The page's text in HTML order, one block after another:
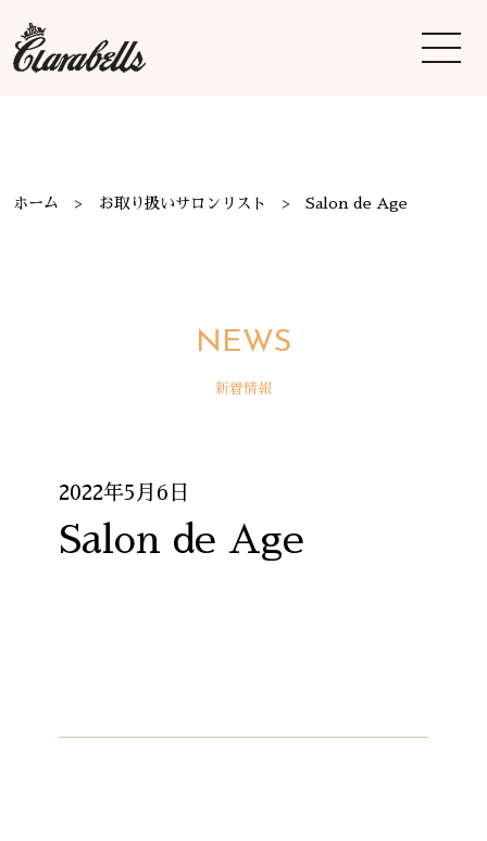
ホーム お取り扱いサロンリスト Salon de Age
NEWS
新着情報
2022年5月6日
Salon de Age